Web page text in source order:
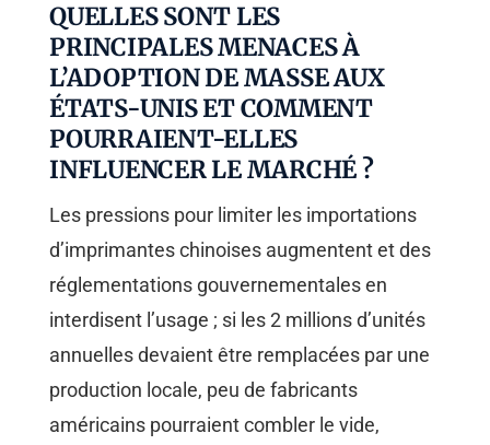
QUELLES SONT LES
PRINCIPALES MENACES À
L’ADOPTION DE MASSE AUX
ÉTATS-UNIS ET COMMENT
POURRAIENT-ELLES
INFLUENCER LE MARCHÉ ?
Les pressions pour limiter les importations
d’imprimantes chinoises augmentent et des
réglementations gouvernementales en
interdisent l’usage ; si les 2 millions d’unités
annuelles devaient être remplacées par une
production locale, peu de fabricants
américains pourraient combler le vide,